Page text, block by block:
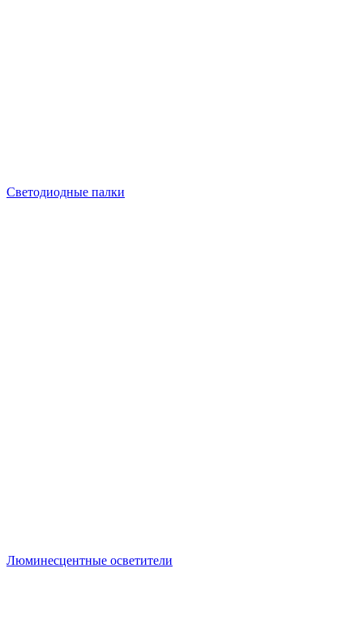
Светодиодные палки
Люминесцентные осветители